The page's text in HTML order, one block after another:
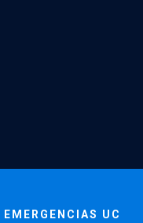
EMERGENCIAS UC